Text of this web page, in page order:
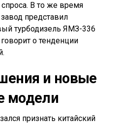
В то же время
представил
турбодизель ЯМЗ-336
о тенденции
и новые
модели
признать китайский